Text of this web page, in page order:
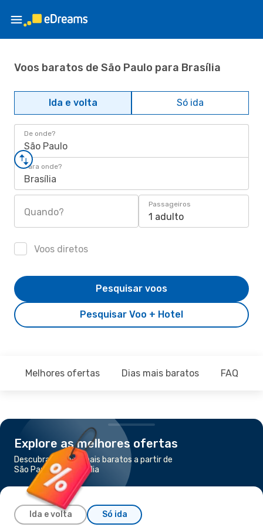
Voos baratos de São Paulo para Brasília
Ida e volta Só ida
De onde?
São Paulo
Para onde?
Brasília
Quando?
Passageiros
1 adulto
Voos diretos
Pesquisar Voo + Hotel
Pesquisar voos
Melhores ofertas Dias mais baratos FAQ
Explore as melhores ofertas
Descubra os voos mais baratos a partir de
São Paulo para Brasília
Ida e volta Só ida